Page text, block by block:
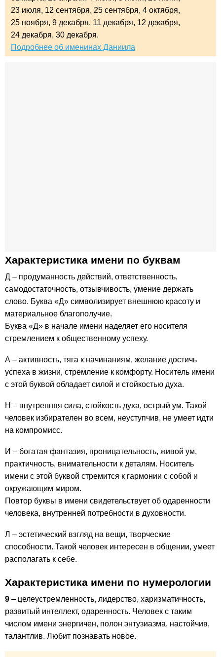
23 июля, 12 сентября, 25 сентября, 4 октября,
25 ноября, 9 декабря, 11 декабря, 12 декабря,
24 декабря, 30 декабря.
Подробнее об именинах Даниила
Характеристика имени по буквам
Д – продуманность действий, ответственность,
самодостаточность, отзывчивость, умение держать
слово. Буква «Д» символизирует внешнюю красоту и
материальное благополучие.
Буква «Д» в начале имени наделяет его носителя
стремлением к общественному успеху.
А – активность, тяга к начинаниям, желание достичь
успеха в жизни, стремление к комфорту. Носитель имени
с этой буквой обладает силой и стойкостью духа.
Н – внутренняя сила, стойкость духа, острый ум. Такой
человек избирателен во всем, неуступчив, не умеет идти
на компромисс.
И – богатая фантазия, проницательность, живой ум,
практичность, внимательности к деталям. Носитель
имени с этой буквой стремится к гармонии с собой и
окружающим миром.
Повтор буквы в имени свидетельствует об одаренности
человека, внутренней потребности в духовности.
Л – эстетический взгляд на вещи, творческие
способности. Такой человек интересен в общении, умеет
располагать к себе.
Характеристика имени по нумерологии
9 – целеустремленность, лидерство, харизматичность,
развитый интеллект, одаренность. Человек с таким
числом имени энергичен, полон энтузиазма, настойчив,
талантлив. Любит познавать новое.